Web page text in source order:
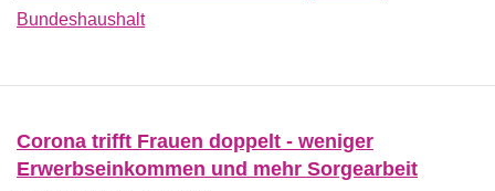
Bundeshaushalt
Corona trifft Frauen doppelt - weniger
Erwerbseinkommen und mehr Sorgearbeit